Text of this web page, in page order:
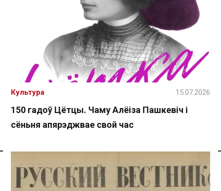
150 гадоў Цётцы. Чаму Алёіза Пашкевіч і
сёньня апярэджвае свой час
Культура 15.07.2026